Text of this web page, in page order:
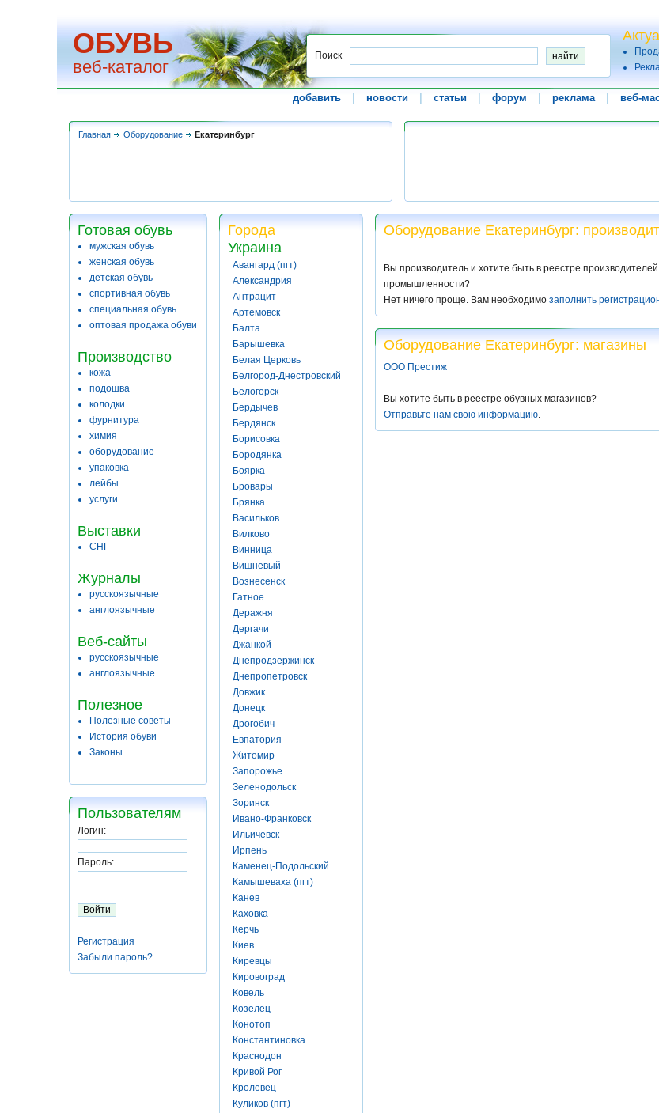
ОБУВЬ
веб-каталог
Поиск
добавить новости статьи форум реклама веб-
Главная Оборудование Екатеринбург
Готовая обувь
мужская обувь
женская обувь
детская обувь
спортивная обувь
специальная обувь
оптовая продажа обуви
Производство
кожа
подошва
колодки
фурнитура
химия
оборудование
упаковка
лейбы
услуги
Выставки
СНГ
Журналы
русскоязычные
англоязычные
Веб-сайты
русскоязычные
англоязычные
Полезное
Полезные советы
История обуви
Законы
Пользователям
Логин:
Пароль:
Регистрация
Забыли пароль?
Города
Украина
Авангард (пгт)
Александрия
Антрацит
Артемовск
Балта
Барышевка
Белая Церковь
Белгород-Днестровский
Белогорск
Бердычев
Бердянск
Борисовка
Бородянка
Боярка
Бровары
Брянка
Васильков
Вилково
Винница
Вишневый
Вознесенск
Гатное
Деражня
Дергачи
Джанкой
Днепродзержинск
Днепропетровск
Довжик
Донецк
Дрогобич
Евпатория
Житомир
Запорожье
Зеленодольск
Зоринск
Ивано-Франковск
Ильичевск
Ирпень
Каменец-Подольский
Камышеваха (пгт)
Канев
Каховка
Керчь
Киев
Киревцы
Кировоград
Ковель
Козелец
Конотоп
Константиновка
Краснодон
Кривой Рог
Кролевец
Куликов (пгт)
Оборудование Екатеринбург:
Вы производитель и хотите быть в реестре
промышленности?
Нет ничего проще. Вам необходимо заполнить
Оборудование Екатеринбург: магазины
ООО Престиж
Вы хотите быть в реестре обувных магазинов?
Отправьте нам свою информацию.